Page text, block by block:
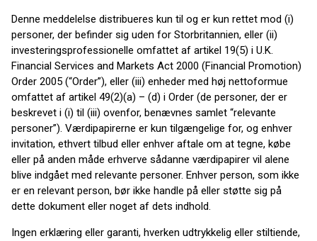
Denne meddelelse distribueres kun til og er kun rettet mod (i)
personer, der befinder sig uden for Storbritannien, eller (ii)
investeringsprofessionelle omfattet af artikel 19(5) i U.K.
Financial Services and Markets Act 2000 (Financial Promotion)
Order 2005 (“Order”), eller (iii) enheder med høj nettoformue
omfattet af artikel 49(2)(a) – (d) i Order (de personer, der er
beskrevet i (i) til (iii) ovenfor, benævnes samlet “relevante
personer”). Værdipapirerne er kun tilgængelige for, og enhver
invitation, ethvert tilbud eller enhver aftale om at tegne, købe
eller på anden måde erhverve sådanne værdipapirer vil alene
blive indgået med relevante personer. Enhver person, som ikke
er en relevant person, bør ikke handle på eller støtte sig på
dette dokument eller noget af dets indhold.
Ingen erklæring eller garanti, hverken udtrykkelig eller stiltiende,